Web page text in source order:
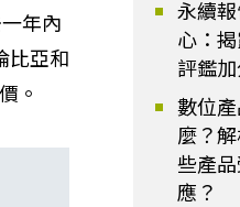
年內
比亞和
。
永續
心：
評鑑
數位
麼？
些產
應？